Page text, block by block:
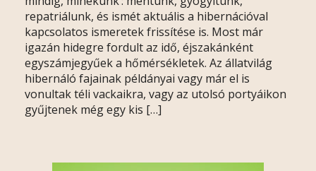
repatriálunk, és ismét aktuális a hibernációval
kapcsolatos ismeretek frissítése is. Most már
igazán hidegre fordult az idő, éjszakánként
egyszámjegyűek a hőmérsékletek. Az állatvilág
hibernáló fajainak példányai vagy már el is
vonultak téli vackaikra, vagy az utolsó portyáikon
gyűjtenek még egy kis […]